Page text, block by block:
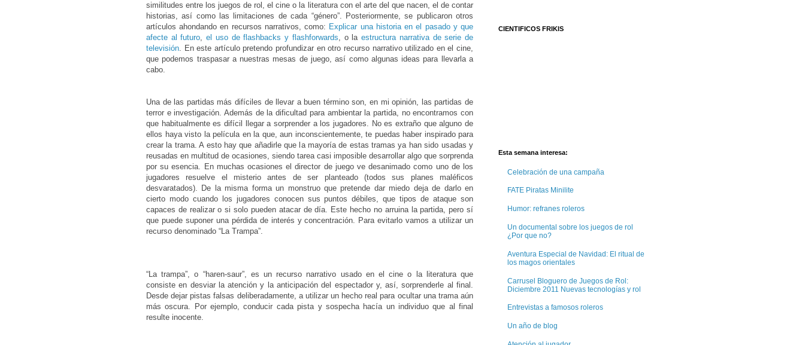
similitudes entre los juegos de rol, el cine o la literatura con el arte del que nacen, el de contar
historias, así como las limitaciones de cada “género”. Posteriormente, se publicaron otros
artículos ahondando en recursos narrativos, como: Explicar una historia en el pasado y que
afecte al futuro, el uso de flashbacks y flashforwards, o laestructura narrativa de serie de
televisión. En este artículo pretendo profundizar en otro recurso narrativo utilizado en el cine,
que podemos traspasar a nuestras mesas de juego, así como algunas ideas para llevarla a
cabo.
Una de las partidas más difíciles de llevar a buen término son, en mi opinión, las partidas de
terror e investigación. Además de la dificultad para ambientar la partida, no encontramos con
que habitualmente es difícil llegar a sorprender a los jugadores. No es extraño que alguno de
ellos haya visto la película en la que, aun inconscientemente, te puedas haber inspirado para
crear la trama. A esto hay que añadirle que la mayoría de estas tramas ya han sido usadas y
reusadas en multitud de ocasiones, siendo tarea casi imposible desarrollar algo que sorprenda
por su esencia. En muchas ocasiones el director de juego ve desanimado como uno de los
jugadores resuelve el misterio antes de ser planteado (todos sus planes maléficos
desvaratados). De la misma forma un monstruo que pretende dar miedo deja de darlo en
cierto modo cuando los jugadores conocen sus puntos débiles, que tipos de ataque son
capaces de realizar o si solo pueden atacar de día. Este hecho no arruina la partida, pero sí
que puede suponer una pérdida de interés y concentración. Para evitarlo vamos a utilizar un
recurso denominado “La Trampa”.
“La trampa”, o “haren-saur”, es un recurso narrativo usado en el cine o la literatura que
consiste en desviar la atención y la anticipación del espectador y, así, sorprenderle al final.
Desde dejar pistas falsas deliberadamente, a utilizar un hecho real para ocultar una trama aún
más oscura. Por ejemplo, conducir cada pista y sospecha hacía un individuo que al final
resulte inocente.
CIENTIFICOS FRIKIS
Esta semana interesa:
Celebración de una campaña
FATE Piratas Minilite
Humor: refranes roleros
Un documental sobre los juegos de rol
¿Por que no?
Aventura Especial de Navidad: El ritual de
los magos orientales
Carrusel Bloguero de Juegos de Rol:
Diciembre 2011 Nuevas tecnologías y rol
Entrevistas a famosos roleros
Un año de blog